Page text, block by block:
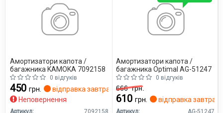
Амортизатори капота /
багажника KAMOKA 7092158
0 відгуків
450 грн.
відправка завтра
Неповернення
Артикул:
7092158
Амортизатори капота /
багажника Optimal AG-51247
0 відгуків
666грн.
610 грн. відправка завтра
Артикул:
AG-51247